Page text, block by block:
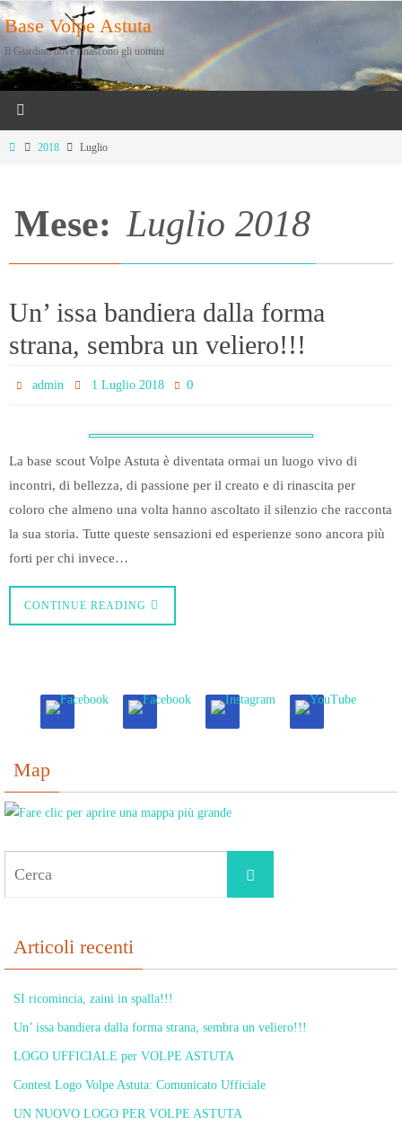
Salta
al
contenuto
Base Volpe Astuta
Il Giardino dove rinascono gli uomini
Home2018 Luglio
Mese: Luglio 2018
Un’ issa bandiera dalla forma
strana, sembra un veliero!!!
admin 1 Luglio 2018 0
La base scout Volpe Astuta è diventata ormai un luogo vivo di
incontri, di bellezza, di passione per il creato e di rinascita per
coloro che almeno una volta hanno ascoltato il silenzio che racconta
la sua storia. Tutte queste sensazioni ed esperienze sono ancora più
forti per chi invece…
CONTINUE READING
Map
Cerca
Articoli recenti
SI ricomincia, zaini in spalla!!!
Un’ issa bandiera dalla forma strana, sembra un veliero!!!
LOGO UFFICIALE per VOLPE ASTUTA
Contest Logo Volpe Astuta: Comunicato Ufficiale
UN NUOVO LOGO PER VOLPE ASTUTA